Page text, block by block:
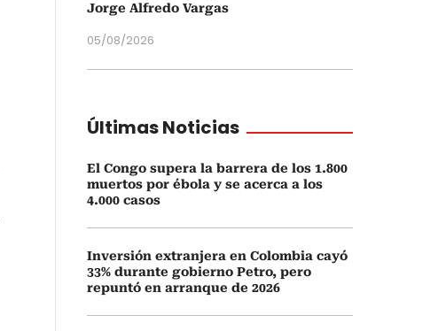
Jorge Alfredo Vargas
05/08/2026
Últimas Noticias
El Congo supera la barrera de los 1.800
muertos por ébola y se acerca a los
4.000 casos
Inversión extranjera en Colombia cayó
33% durante gobierno Petro, pero
repuntó en arranque de 2026